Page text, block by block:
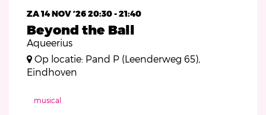
Beyond the Ball
Aqueerius
ZA 14 NOV ’2620:30 - 21:40
Op locatie: Pand P (Leenderweg 65),
Eindhoven
musical